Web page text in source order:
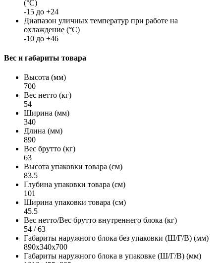
(°С)
-15 до +24
Диапазон уличных температур при работе на
охлаждение (°С)
-10 до +46
Вес и габариты товара
Высота (мм)
700
Вес нетто (кг)
54
Ширина (мм)
340
Длина (мм)
890
Вес брутто (кг)
63
Высота упаковки товара (см)
83.5
Глубина упаковки товара (см)
101
Ширина упаковки товара (см)
45.5
Вес нетто/Вес брутто внутреннего блока (кг)
54 / 63
Габариты наружного блока без упаковки (Ш/Г/В) (мм)
890x340x700
Габариты наружного блока в упаковке (Ш/Г/В) (мм)